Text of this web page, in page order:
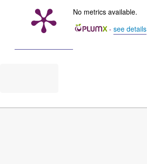
No metrics available.
- see details